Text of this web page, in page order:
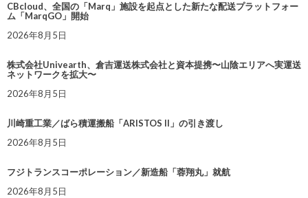
CBcloud、全国の「Marq」施設を起点とした新たな配送プラットフォー
ム「MarqGO」開始
2026年8月5日
株式会社Univearth、倉吉運送株式会社と資本提携〜山陰エリアへ実運送
ネットワークを拡大〜
2026年8月5日
川崎重工業／ばら積運搬船「ARISTOS II」の引き渡し
2026年8月5日
フジトランスコーポレーション／新造船「蓉翔丸」就航
2026年8月5日